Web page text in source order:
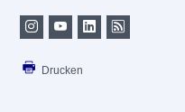
Drucken